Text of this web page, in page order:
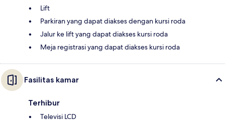
Lift
Parkiran yang dapat diakses dengan kursi roda
Jalur ke lift yang dapat diakses kursi roda
Meja registrasi yang dapat diakses kursi roda
Fasilitas kamar
Terhibur
Televisi LCD